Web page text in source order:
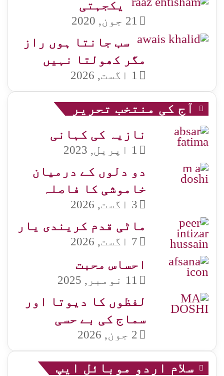
یکجہتی
21 جون, 2020
سب جانتا ہوں راز
مگر کھولتا نہیں
1 اگست, 2026
آج کی منتخب تحریر
نازیہ کی کہانی
1 اپریل, 2023
دو دلوں کے درمیان
خاموشی کا فاصلہ
3 اگست, 2026
ماٹی قدم کریندی یار
7 اگست, 2026
احساس محبت
11 نومبر, 2025
لفظوں کا دیوتا اور
سماج کی بے حسی
2 جون, 2026
سلام اردو موبائل ایپ